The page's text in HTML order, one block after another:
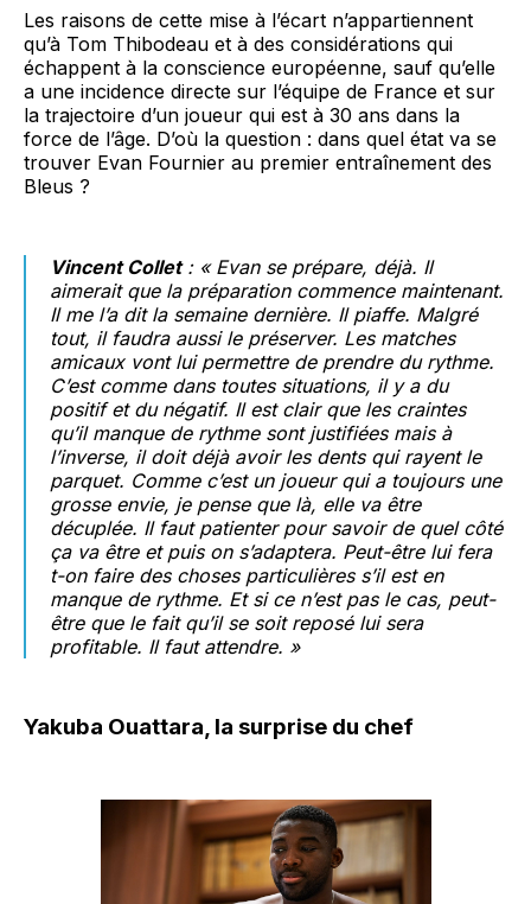
Les raisons de cette mise à l’écart n’appartiennent
qu’à Tom Thibodeau et à des considérations qui
échappent à la conscience européenne, sauf qu’elle
a une incidence directe sur l’équipe de France et sur
la trajectoire d’un joueur qui est à 30 ans dans la
force de l’âge. D’où la question : dans quel état va se
trouver Evan Fournier au premier entraînement des
Bleus ?
Vincent Collet: « Evan se prépare, déjà. Il
aimerait que la préparation commence maintenant.
Il me l’a dit la semaine dernière. Il piaffe. Malgré
tout, il faudra aussi le préserver. Les matches
amicaux vont lui permettre de prendre du rythme.
C’est comme dans toutes situations, il y a du
positif et du négatif. Il est clair que les craintes
qu’il manque de rythme sont justifiées mais à
l’inverse, il doit déjà avoir les dents qui rayent le
parquet. Comme c’est un joueur qui a toujours une
grosse envie, je pense que là, elle va être
décuplée. Il faut patienter pour savoir de quel côté
ça va être et puis on s’adaptera. Peut-être lui fera
t-on faire des choses particulières s’il est en
manque de rythme. Et si ce n’est pas le cas, peut-
être que le fait qu’il se soit reposé lui sera
profitable. Il faut attendre. »
Yakuba Ouattara, la surprise du chef